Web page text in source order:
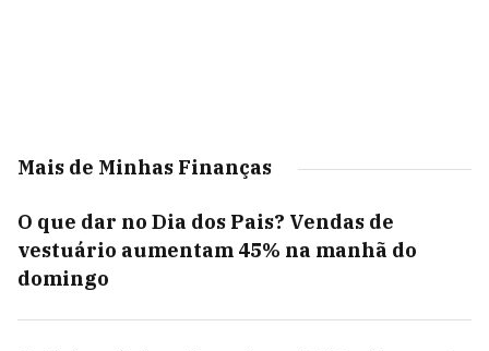
Mais de Minhas Finanças
O que dar no Dia dos Pais? Vendas de
vestuário aumentam 45% na manhã do
domingo